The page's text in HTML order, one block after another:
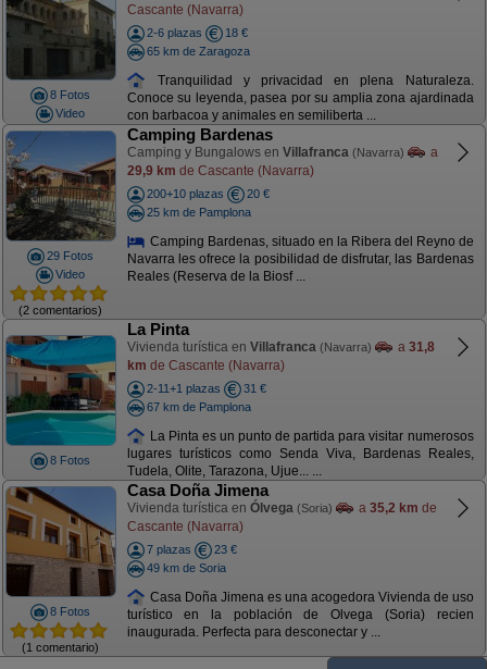
8 Fotos
Video
Cascante (Navarra)
2-6 plazas
18 €
65 km de Zaragoza
Tranquilidad y privacidad en plena Naturaleza.
Conoce su leyenda, pasea por su amplia zona ajardinada
con barbacoa y animales en semiliberta ...
29 Fotos
Video
(2 comentarios)
Camping Bardenas
Camping y Bungalows en Villafranca (Navarra)
a
29,9 km de Cascante (Navarra)
200+10 plazas
20 €
25 km de Pamplona
Camping Bardenas, situado en la Ribera del Reyno de
Navarra les ofrece la posibilidad de disfrutar, las Bardenas
Reales (Reserva de la Biosf ...
8 Fotos
La Pinta
Vivienda turística en Villafranca (Navarra) a 31,8
km de Cascante (Navarra)
2-11+1 plazas
31 €
67 km de Pamplona
La Pinta es un punto de partida para visitar numerosos
lugares turísticos como Senda Viva, Bardenas Reales,
Tudela, Olite, Tarazona, Ujue... ...
8 Fotos
(1 comentario)
Casa Doña Jimena
Vivienda turística en Ólvega (Soria) a 35,2 km de
Cascante (Navarra)
7 plazas
23 €
49 km de Soria
Casa Doña Jimena es una acogedora Vivienda de uso
turístico en la población de Olvega (Soria) recien
inaugurada. Perfecta para desconectar y ...